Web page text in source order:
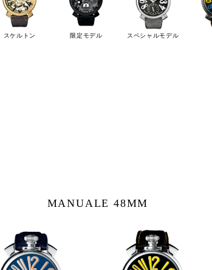
スケルトン 限定モデル スペシャルモデル
MANUALE 48MM